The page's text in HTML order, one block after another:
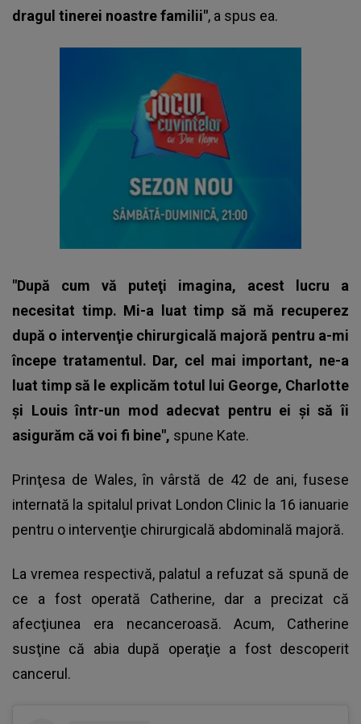
dragul tinerei noastre familii", a spus ea.
"După cum vă puteţi imagina, acest lucru a
necesitat timp. Mi-a luat timp să mă recuperez
după o intervenţie chirurgicală majoră pentru a-mi
începe tratamentul. Dar, cel mai important, ne-a
luat timp să le explicăm totul lui George, Charlotte
şi Louis într-un mod adecvat pentru ei şi să îi
asigurăm că voi fi bine", spune Kate.
Prinţesa de Wales, în vârstă de 42 de ani, fusese
internată la spitalul privat London Clinic la 16 ianuarie
pentru o intervenţie chirurgicală abdominală majoră.
La vremea respectivă, palatul a refuzat să spună de
ce a fost operată Catherine, dar a precizat că
afecţiunea era necanceroasă. Acum, Catherine
susţine că abia după operaţie a fost descoperit
cancerul.